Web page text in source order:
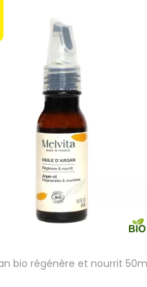
bio régénère et nourrit